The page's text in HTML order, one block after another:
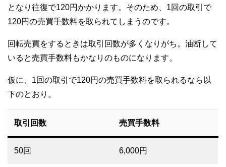
となり往復で120円かかります。そのため、1回の取引で
120円の売買手数料を取られてしまうのです。
回転売買をするときは取引回数が多くなりがち。油断して
いると売買手数料もかなりのものになります。
仮に、1回の取引で120円の売買手数料を取られるなら以
下のとおり。
取引回数 売買手数料
50回 6,000円